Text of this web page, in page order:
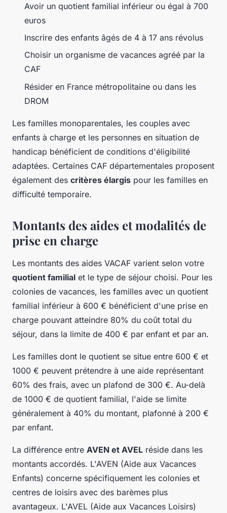
Avoir un quotient familial inférieur ou égal à 700
euros
Inscrire des enfants âgés de 4 à 17 ans révolus
Choisir un organisme de vacances agréé par la
CAF
Résider en France métropolitaine ou dans les
DROM
Les familles monoparentales, les couples avec
enfants à charge et les personnes en situation de
handicap bénéficient de conditions d'éligibilité
adaptées. Certaines CAF départementales proposent
également des critères élargis pour les familles en
difficulté temporaire.
Montants des aides et modalités de
prise en charge
Les montants des aides VACAF varient selon votre
quotient familial et le type de séjour choisi. Pour les
colonies de vacances, les familles avec un quotient
familial inférieur à 600 € bénéficient d'une prise en
charge pouvant atteindre 80% du coût total du
séjour, dans la limite de 400 € par enfant et par an.
Les familles dont le quotient se situe entre 600 € et
1000 € peuvent prétendre à une aide représentant
60% des frais, avec un plafond de 300 €. Au-delà
de 1000 € de quotient familial, l'aide se limite
généralement à 40% du montant, plafonné à 200 €
par enfant.
La différence entre AVEN et AVEL réside dans les
montants accordés. L'AVEN (Aide aux Vacances
Enfants) concerne spécifiquement les colonies et
centres de loisirs avec des barèmes plus
avantageux. L'AVEL (Aide aux Vacances Loisirs)